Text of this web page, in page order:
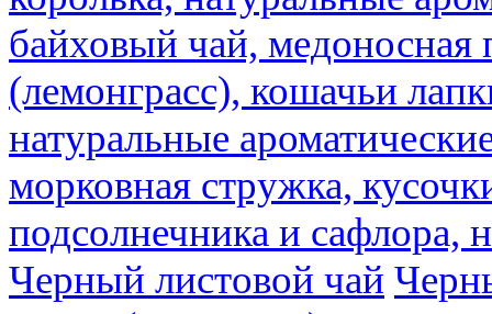
байховый чай, медоносная
(лемонграсс), кошачьи
натуральные
морковная стружка,
подсолнечника и сафлора,
Черный листовой чай